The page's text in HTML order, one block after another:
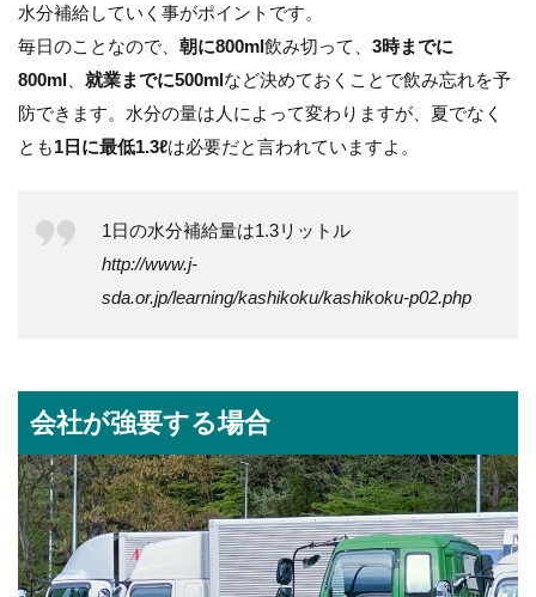
水分補給していく事がポイントです。
毎日のことなので、 朝に800ml飲み切って、 3時までに
800ml
就業までに500mlなど決めておくことで飲み忘れを予
防できます。水分の量は人によって変わりますが、夏でなく
とも1日に最低1.3ℓは必要だと言われていますよ。
1日の水分補給量は1.3リットル
http://www.j-
sda.or.jp/learning/kashikoku/kashikoku-p02.php
会社が強要する場合